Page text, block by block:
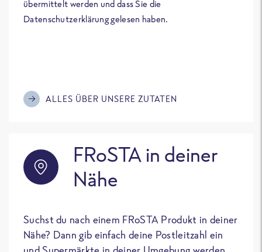
übermittelt werden und dass Sie die
Datenschutzerklärung gelesen haben.
ALLES ÜBER UNSERE ZUTATEN
FRoSTA in deiner
Nähe
Suchst du nach einem FRoSTA Produkt in deiner
Nähe? Dann gib einfach deine Postleitzahl ein